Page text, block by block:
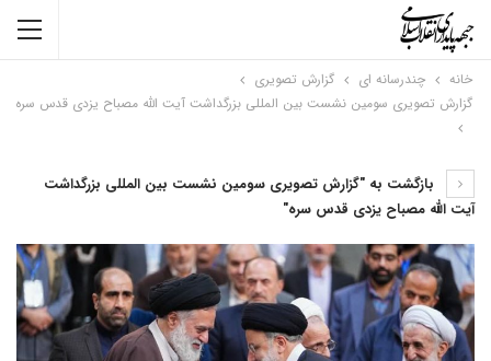
خانه چندرسانه ای
گزارش تصویری
گزارش تصویری سومین نشست بین المللی بزرگداشت آیت الله مصباح یزدی قدس سره
بازگشت به "گزارش تصویری سومین نشست بین المللی بزرگداشت
آیت الله مصباح یزدی قدس سره"